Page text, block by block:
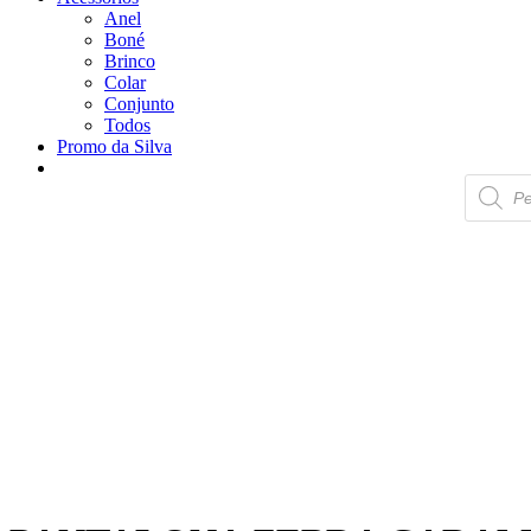
Anel
Boné
Brinco
Colar
Conjunto
Todos
Promo da Silva
produtos